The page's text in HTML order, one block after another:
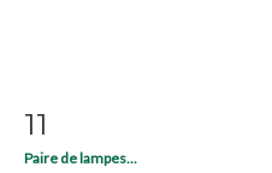
11
Paire de lampes...